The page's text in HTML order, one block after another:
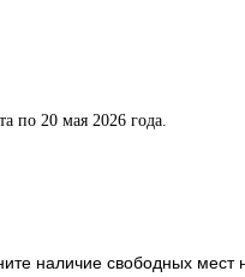
по 20 мая 2026 года.
наличие свободных мест